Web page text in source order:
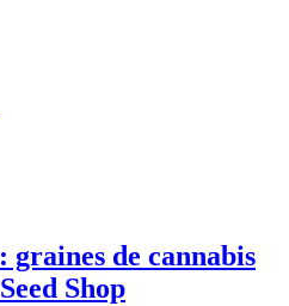
graines de cannabis
Shop